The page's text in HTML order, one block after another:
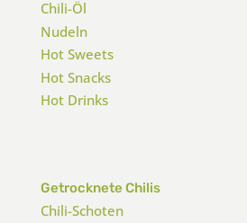
Chili-Öl
Nudeln
Hot Sweets
Hot Snacks
Hot Drinks
Getrocknete Chilis
Chili-Schoten